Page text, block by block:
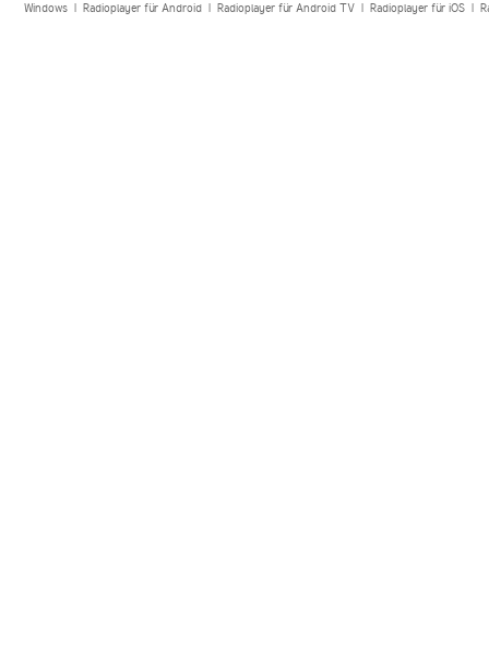
Windows| Radioplayer für Android| Radioplayer für Android TV| Radioplayer für iOS|